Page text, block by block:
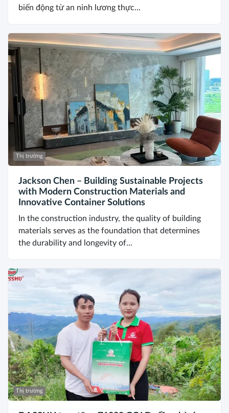
biến động từ an ninh lương thực...
Thị trường
Jackson Chen – Building Sustainable Projects
with Modern Construction Materials and
Innovative Container Solutions
In the construction industry, the quality of building
materials serves as the foundation that determines
the durability and longevity of...
Thị trường